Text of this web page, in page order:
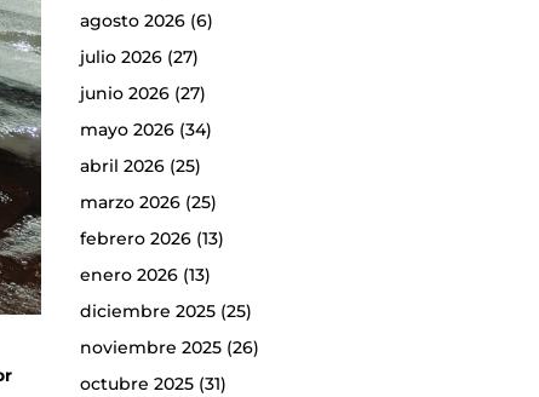
agosto 2026(6)
julio 2026(27)
junio 2026(27)
mayo 2026(34)
abril 2026(25)
marzo 2026(25)
febrero 2026(13)
enero 2026(13)
diciembre 2025(25)
noviembre 2025(26)
octubre 2025(31)